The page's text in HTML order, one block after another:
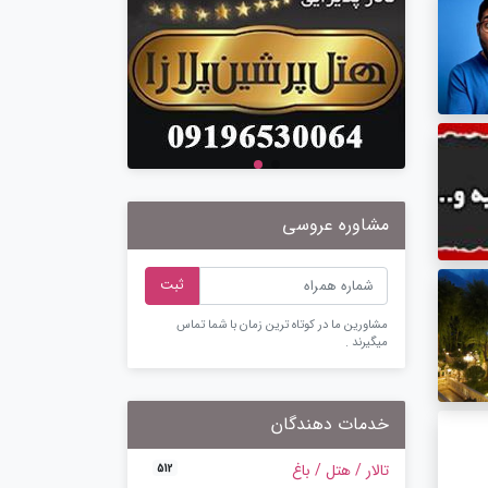
مشاوره عروسی
ثبت
مشاورین ما در کوتاه ترین زمان با شما تماس
میگیرند .
خدمات دهندگان
تالار / هتل / باغ 512